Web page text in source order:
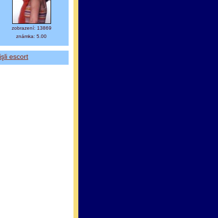
zobrazení: 13869
známka: 5.00
escort